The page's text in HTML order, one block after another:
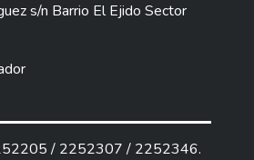
empleado fue la encuesta. La
de estudio está conformada por
empresas del sector comercial
La Maná. Para establecer la muestra
el muestreo por poblaciones
el 5% de error y un
s/n Barrio El Ejido Sector
/ 2252307 / 2252346.